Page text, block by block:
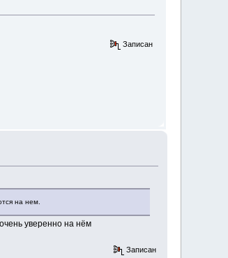
Записан
на нем.
уверенно на нём
Записан